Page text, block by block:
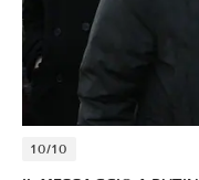
10/10